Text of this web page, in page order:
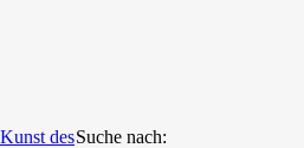
Suche nach:
des